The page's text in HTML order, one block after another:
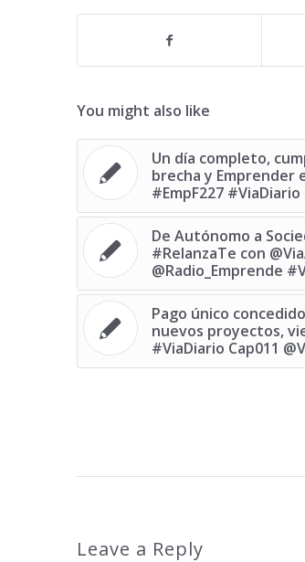
You might also like
Un día completo,
brecha y Emprender
#EmpF227
De Autónomo a
#RelanzaTe con
@Radio_Emprende
Pago único
nuevos proyectos,
#ViaDiario Cap011
Leave a Reply